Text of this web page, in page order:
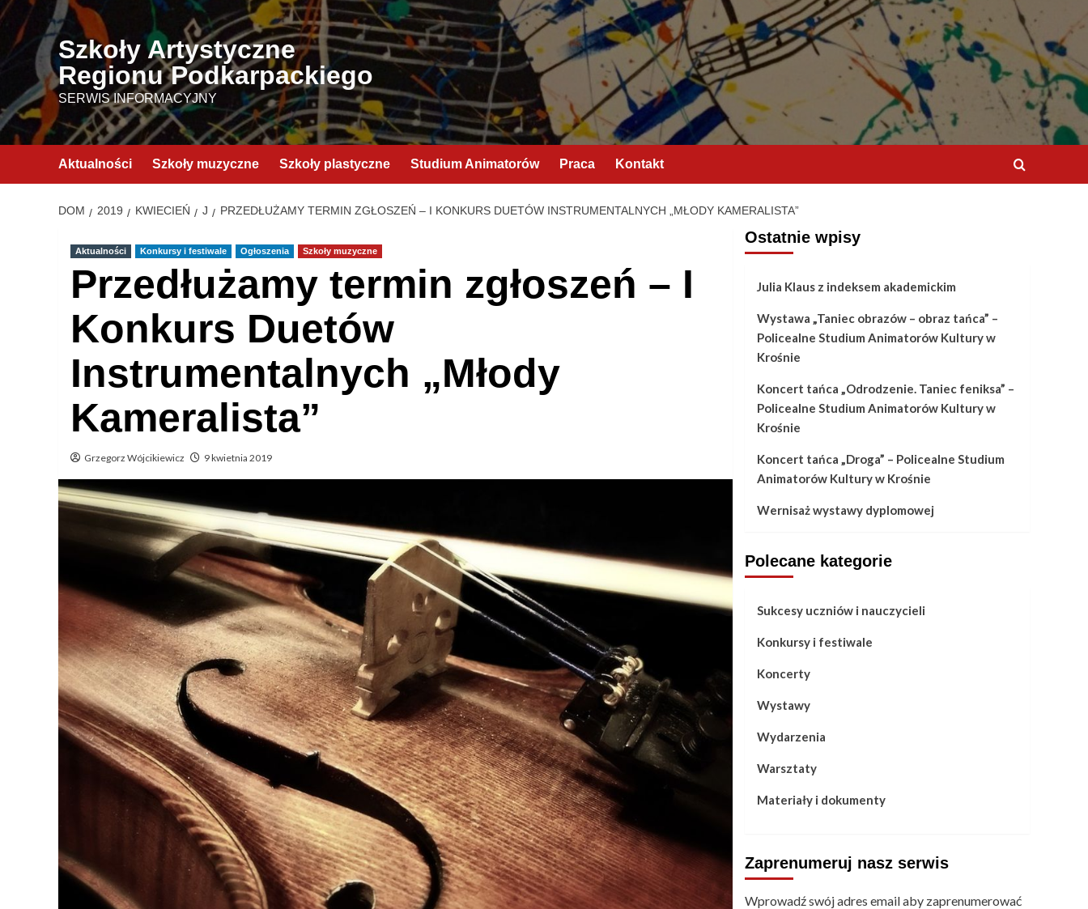
Przejdź
treści
Szkoły Artystyczne
Regionu Podkarpackiego
SERWIS INFORMACYJNY
Aktualności Szkoły muzyczne Szkoły plastyczne Studium Animatorów Praca Kontakt
DOM 2019 KWIECIEŃ J PRZEDŁUŻAMY TERMIN ZGŁOSZEŃ – I KONKURS DUETÓW INSTRUMENTALNYCH „MŁODY KAMERALISTA”
Aktualności Konkursy i festiwale Ogłoszenia Szkoły muzyczne
Przedłużamy termin zgłoszeń – I
Konkurs Duetów
Instrumentalnych „Młody
Kameralista”
Grzegorz Wójcikiewicz 9 kwietnia 2019
Ostatnie wpisy
Julia Klaus z indeksem akademickim
Wystawa „Taniec obrazów – obraz tańca” –
Policealne Studium Animatorów Kultury w
Krośnie
Koncert tańca „Odrodzenie. Taniec feniksa” –
Policealne Studium Animatorów Kultury w
Krośnie
Koncert tańca „Droga” – Policealne Studium
Animatorów Kultury w Krośnie
Wernisaż wystawy dyplomowej
Polecane kategorie
Sukcesy uczniów i nauczycieli
Konkursy i festiwale
Koncerty
Wystawy
Wydarzenia
Warsztaty
Materiały i dokumenty
Zaprenumeruj nasz serwis
Wprowadź swój adres email aby zaprenumerować